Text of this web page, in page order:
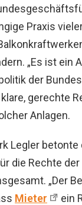
Praxis
„Es ist ein
der
gerechte
Anlagen.
Legler
die Rechte
„Der
Mieter
ein